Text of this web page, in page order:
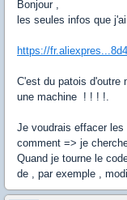
Bonjour ,
les seules infos que
https://
C'est du patois d'outre
une machine ! ! ! !.
Je voudrais effacer
comment => je
Quand je tourne le
de , par exemple ,